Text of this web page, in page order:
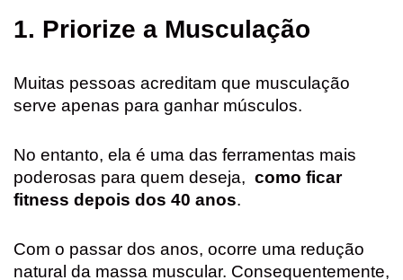
1. Priorize a Musculação
Muitas pessoas acreditam que musculação
serve apenas para ganhar músculos.
No entanto, ela é uma das ferramentas mais
poderosas para quem deseja, como ficar
fitness depois dos 40 anos.
Com o passar dos anos, ocorre uma redução
natural da massa muscular. Consequentemente,